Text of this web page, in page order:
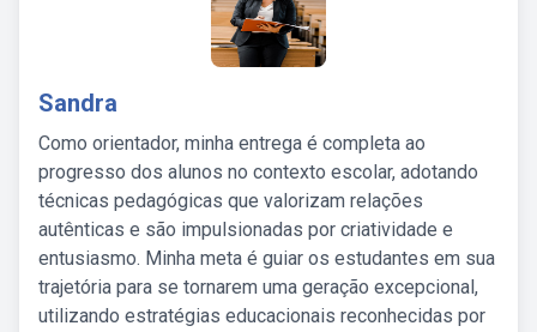
Sandra
Como orientador, minha entrega é completa ao
progresso dos alunos no contexto escolar, adotando
técnicas pedagógicas que valorizam relações
autênticas e são impulsionadas por criatividade e
entusiasmo. Minha meta é guiar os estudantes em sua
trajetória para se tornarem uma geração excepcional,
utilizando estratégias educacionais reconhecidas por